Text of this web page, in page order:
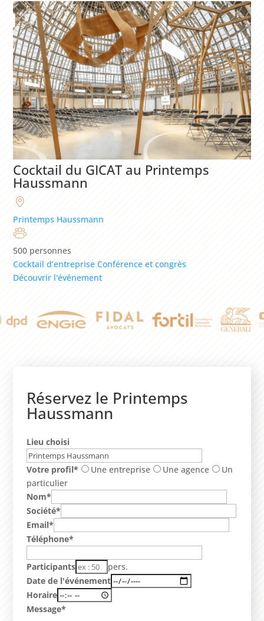
Cocktail du GICAT au Printemps
Haussmann
Printemps Haussmann
500 personnes
Cocktail d’entreprise Conférence et congrès
Découvrir l'événement
Réservez le Printemps
Haussmann
Lieu choisi
Votre profil* Une entreprise Une agence
Un
particulier
Nom*
Société*
Email*
Téléphone*
Participants
pers.
Date de l'événement
Horaire
Message*